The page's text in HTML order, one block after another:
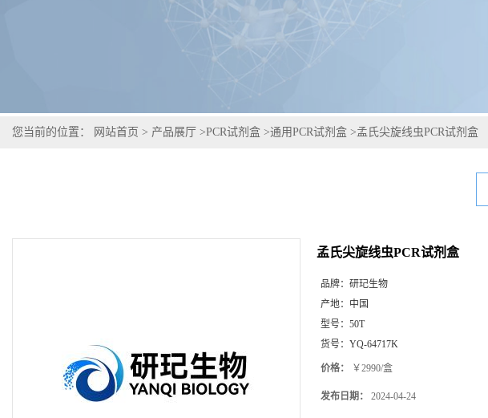
您当前的位置： 网站首页 > 产品展厅 >PCR试剂盒 >通用PCR试剂盒 >孟氏尖旋线虫PCR试剂盒
孟氏尖旋线虫PCR试剂盒
品牌： 研玘生物
产地： 中国
型号： 50T
货号： YQ-64717K
价格： ￥2990/盒
发布日期： 2024-04-24